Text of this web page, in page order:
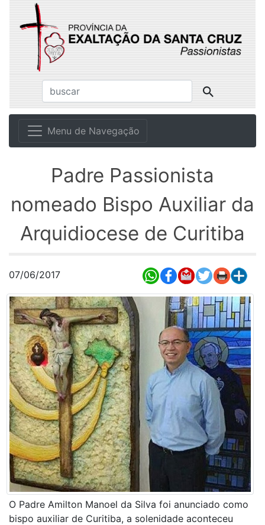
Menu de Navegação
Padre Passionista
nomeado Bispo Auxiliar da
Arquidiocese de Curitiba
07/06/2017
O Padre Amilton Manoel da Silva foi anunciado como
bispo auxiliar de Curitiba, a solenidade aconteceu